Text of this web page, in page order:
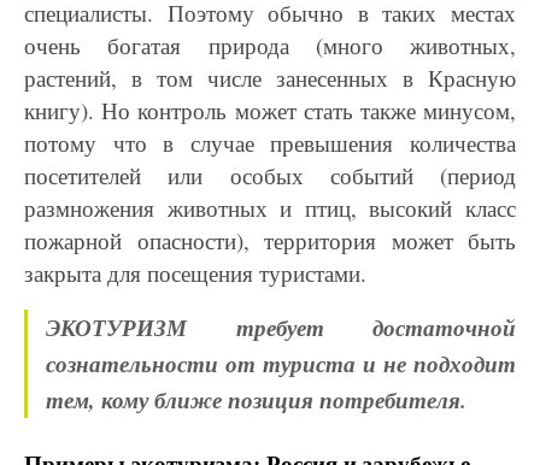
специалисты. Поэтому обычно в таких местах
очень богатая природа (много животных,
растений, в том числе занесенных в Красную
книгу). Ноконтроль может стать также минусом,
потому что в случае превышения количества
посетителейили особых событий (период
размножения животных и птиц, высокий класс
пожарной опасности), территория может быть
закрыта для посещения туристами.
ЭКОТУРИЗМ требует достаточной
сознательности от туриста и не подходит
тем, кому ближе позиция потребителя.